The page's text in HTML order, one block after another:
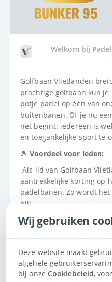
Welkom bij
Golfbaan Vlietlanden
prachtige golfbaan kun je
potje padel op één van
buitenbanen. Of je nu
net begint: iedereen is
en toegankelijke sport te
🎾 Voordeel voor leden:
Als lid van Golfbaan Vlietlanden ontvang je een
aantrekkelijke korting op
padelbanen. Zo wordt
blij ...
Wij gebruiken
Deze website maakt
algehele
bij onze Cookiebeleid,